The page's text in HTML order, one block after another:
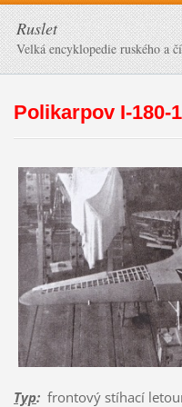
Ruslet
Velká encyklopedie ruského a
Polikarpov I-180-1
Typ:frontový stíhací